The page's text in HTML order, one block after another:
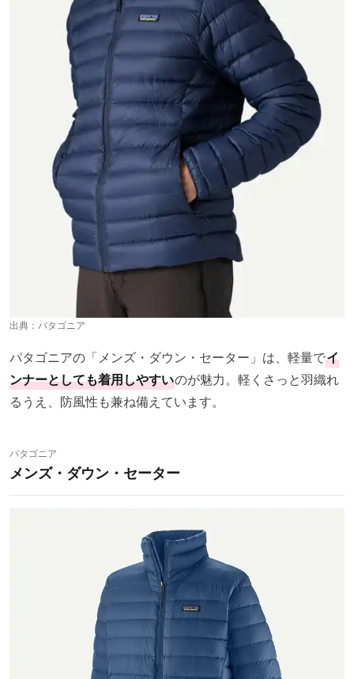
出典： パタゴニア
パタゴニアの「メンズ・ダウン・セーター」は、軽量でイ
ンナーとしても着用しやすいのが魅力。軽くさっと羽織れ
るうえ、防風性も兼ね備えています。
パタゴニア
メンズ・ダウン・セーター